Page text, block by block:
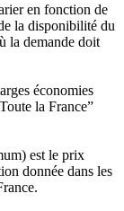
en fonction de
la disponibilité du
la demande doit
économies
la France”
est le prix
donnée dans les